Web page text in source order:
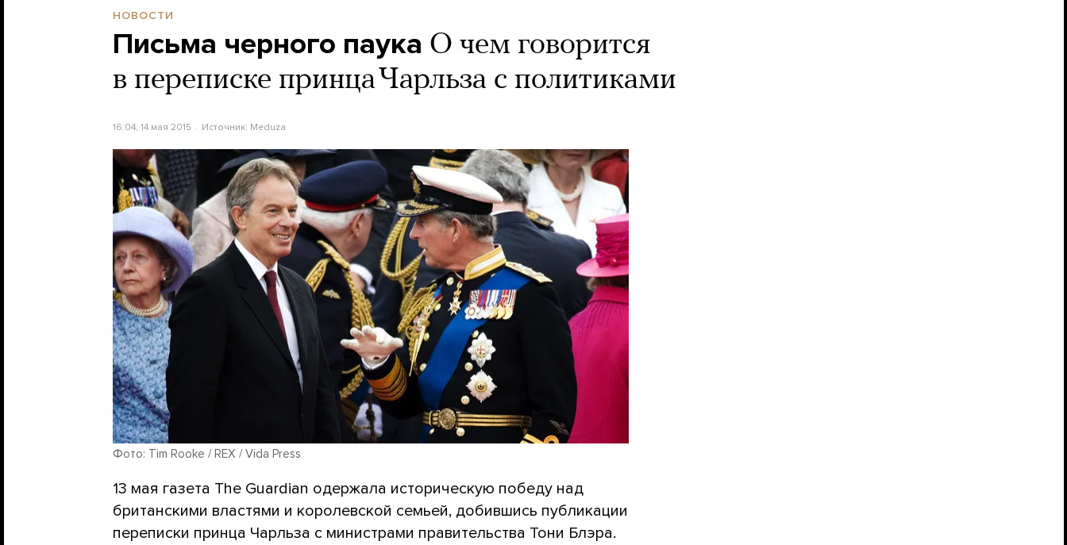
НОВОСТИ
Письма черного паука О чем говорится
в переписке принца Чарльза с политиками
16:04, 14 мая 2015 Источник: Meduza
Фото: Tim Rooke / REX / Vida Press
13 мая газета The Guardian одержала историческую победу над
британскими властями и королевской семьей, добившись публикации
переписки принца Чарльза с министрами правительства Тони Блэра.